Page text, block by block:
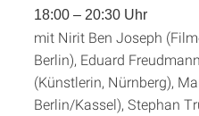
18:00 – 20:30 Uhr
mit Nirit Ben Joseph
Berlin), Eduard
(Künstlerin, Nürnberg),
Berlin/Kassel), Stephan